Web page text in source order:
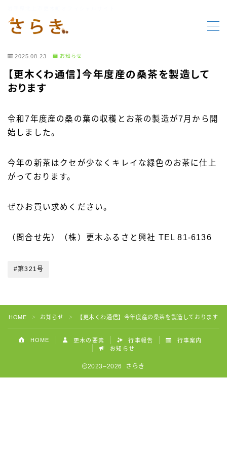
MENU
HOME
行事報告
お知らせ
2025.08.23 お知らせ
【更木くわ通信】今年度産の桑茶を製造して
おります
令和7年度産の桑の葉の収穫とお茶の製造が7月から開
始しました。
今年の新茶はクセが少なくキレイな緑色のお茶に仕上
がっております。
ぜひお買い求めください。
（問合せ先）（株）更木ふるさと興社 TEL 81-6136
#第321号
HOME ＞ お知らせ ＞ 【更木くわ通信】今年度産の桑茶を製造しております
HOME 更木の要素 行事報告
行事案内
お知らせ
2023–2026 さらき